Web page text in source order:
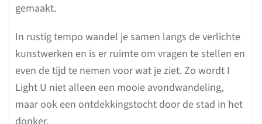
gemaakt.
In rustig tempo wandel je samen langs de verlichte
kunstwerken en is er ruimte om vragen te stellen en
even de tijd te nemen voor wat je ziet. Zo wordt I
Light U niet alleen een mooie avondwandeling,
maar ook een ontdekkingstocht door de stad in het